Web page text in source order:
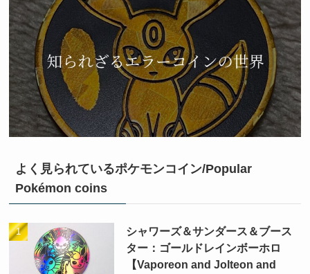
よく見られているポケモンコイン/Popular
Pokémon coins
シャワーズ＆サンダース＆ブース
ター：ゴールドレインボーホロ
【Vaporeon and Jolteon and